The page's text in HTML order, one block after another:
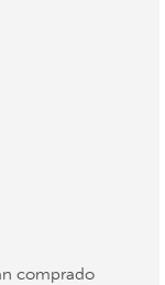
comprado